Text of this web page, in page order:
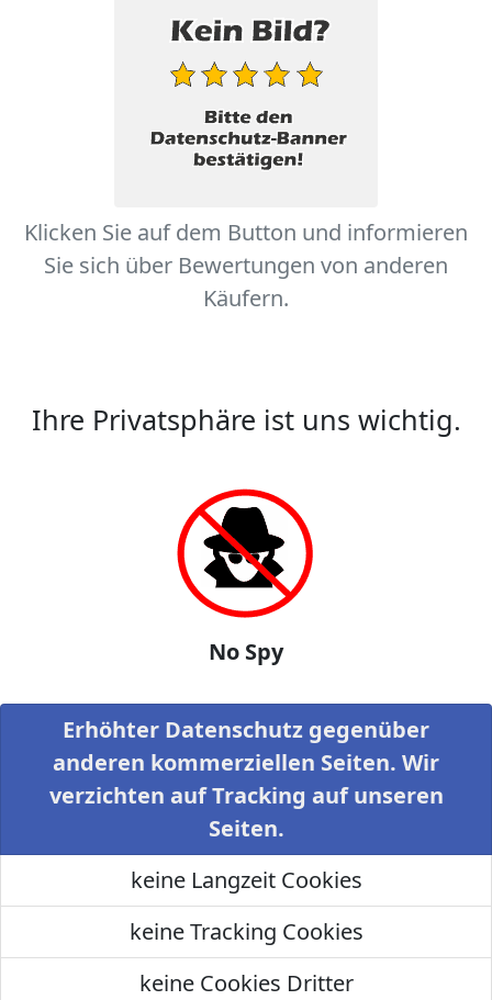
Klicken Sie auf dem Button und informieren
Sie sich über Bewertungen von anderen
Käufern.
Ihre Privatsphäre ist uns wichtig.
No Spy
Erhöhter Datenschutz gegenüber
anderen kommerziellen Seiten. Wir
verzichten auf Tracking auf unseren
Seiten.
keine Langzeit Cookies
keine Tracking Cookies
keine Cookies Dritter